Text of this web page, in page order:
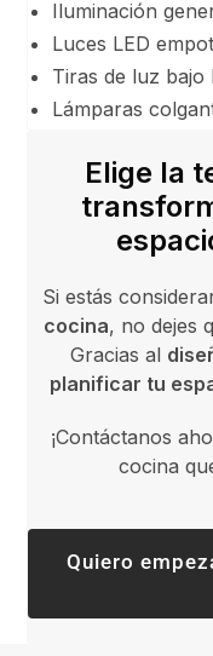
Iluminación
Luces LED
Tiras de luz bajo
Lámparas
Elige la
Si estás
cocina, no dejes
Gracias al
planificar tu
¡Contáctanos
cocina
Quiero